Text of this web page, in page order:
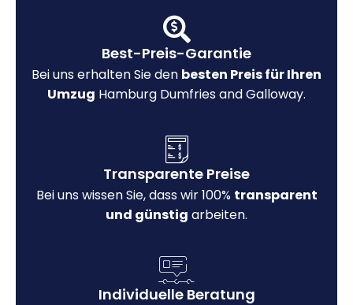
Best-Preis-Garantie
Bei uns erhalten Sie den besten Preis für Ihren
Umzug Hamburg Dumfries and Galloway.
Transparente Preise
Bei uns wissen Sie, dass wir 100% transparent
und günstig arbeiten.
Individuelle Beratung